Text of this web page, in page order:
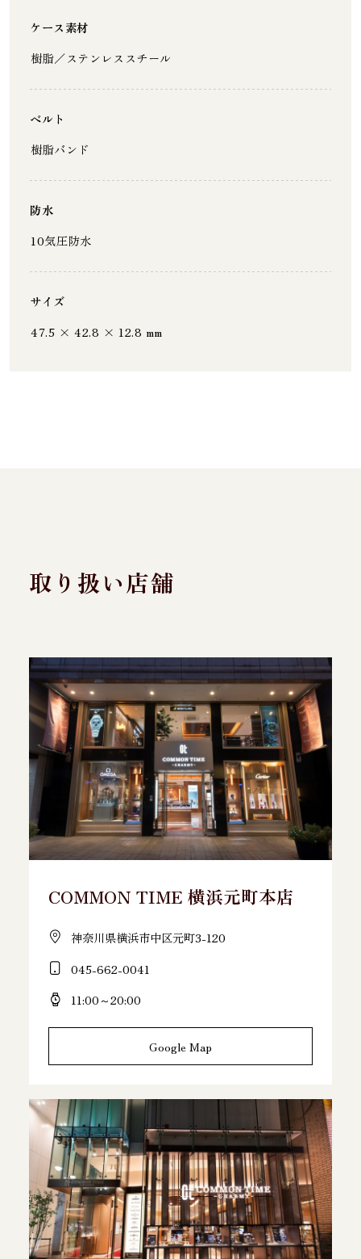
ケース素材
樹脂／ステンレススチール
ベルト
樹脂バンド
防水
10気圧防水
サイズ
47.5 × 42.8 × 12.8 mm
取り扱い店舗
COMMON TIME 横浜元町本店
神奈川県横浜市中区元町3-120
045-662-0041
11:00～20:00
Google Map